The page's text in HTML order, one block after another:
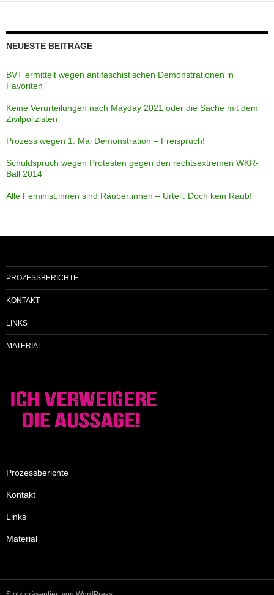
NEUESTE BEITRÄGE
BVT ermittelt wegen antifaschistischen Demonstrationen in
Favoriten
Keine Verurteilungen nach Mayday 2021 oder die Sache mit dem
Zivilpolizisten
Prozess wegen 1. Mai Demonstration – Freispruch!
Schuldspruch wegen Protesten gegen den rechtsextremen WKR-
Ball 2014
Alle Feminist:innen sind Räuber:innen – Urteil: Doch kein Raub!
PROZESSBERICHTE
KONTAKT
LINKS
MATERIAL
Prozessberichte
Kontakt
Links
Material